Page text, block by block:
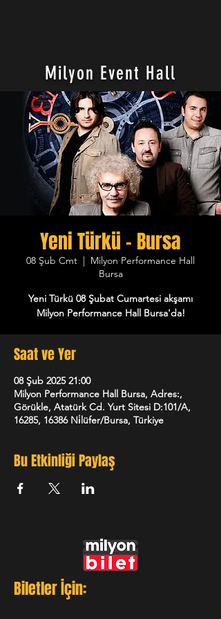
Milyon Event Hall
Yeni Türkü - Bursa
08 Şub Cmt
  |
Milyon Performance Hall
Bursa
Yeni Türkü 08 Şubat Cumartesi akşamı
Milyon Performance Hall Bursa'da!
Saat ve Yer
08 Şub 2025 21:00
Milyon Performance Hall Bursa, Adres:,
Görükle, Atatürk Cd. Yurt Sitesi D:101/A,
16285, 16386 Ni̇lüfer/Bursa, Türkiye
Bu Etkinliği Paylaş
Biletler İçin: